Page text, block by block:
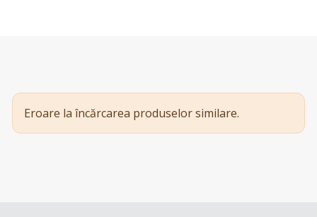
Eroare la încărcarea produselor similare.